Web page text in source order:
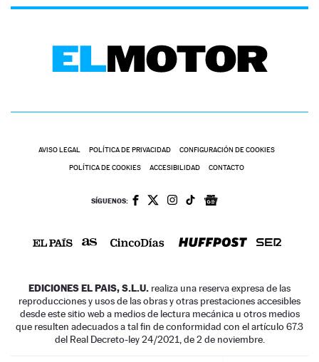
AVISO LEGAL POLÍTICA DE PRIVACIDAD CONFIGURACIÓN DE COOKIES
POLÍTICA DE COOKIES ACCESIBILIDAD CONTACTO
SÍGUENOS:
EDICIONES EL PAIS, S.L.U. realiza una reserva expresa de las
reproducciones y usos de las obras y otras prestaciones accesibles
desde este sitio web a medios de lectura mecánica u otros medios
que resulten adecuados a tal fin de conformidad con el artículo 67.3
del Real Decreto-ley 24/2021, de 2 de noviembre.